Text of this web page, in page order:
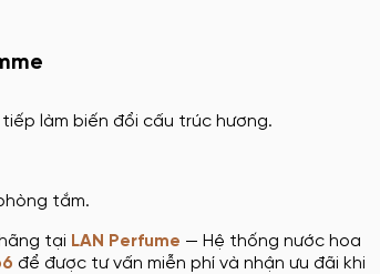
làm biến đổi cấu trúc hương.
tắm.
tại LAN Perfume — Hệ thống nước hoa
để được tư vấn miễn phí và nhận ưu đãi khi